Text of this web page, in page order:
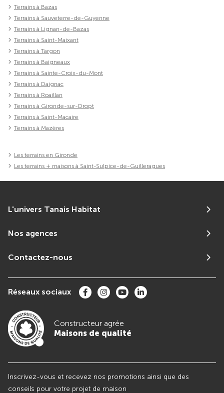
Terrains à Bazas
Terrains à Sauveterre-de-Guyenne
Terrains à Lignan-de-Bazas
Terrains à Saint-Maixant
Terrains à Targon
Terrains à Baigneaux
Terrains à Sainte-Croix-du-Mont
Terrains à Daignac
Terrains à Roaillan
Terrains à Gironde-sur-Dropt
Terrains à Saint-Macaire
Terrains à Mazères
Les terrains en Gironde
Les terrains + maisons à Saint-Sulpice-de-Guilleragues
L'univers Tanais Habitat
Nos agences
Contactez-nous
Réseaux sociaux
Constructeur agrée
Maisons de qualité
Inscrivez-vous et recevez nos promotions ainsi que des
conseils pour votre projet de maison